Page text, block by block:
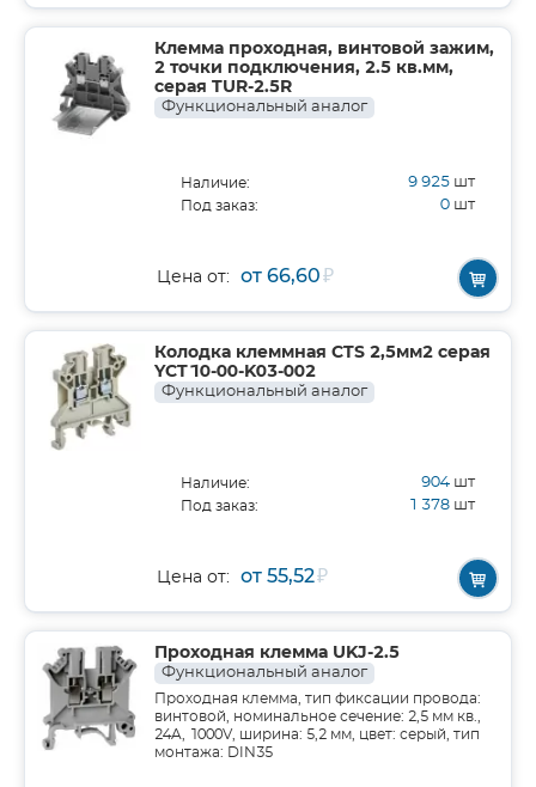
Клемма проходная, винтовой зажим,
2 точки подключения, 2.5 кв.мм,
серая TUR-2.5R
Функциональный аналог
Наличие: 9 925 шт
Под заказ: 0 шт
Цена от: от 66,60₽
Колодка клеммная CTS 2,5мм2 серая
YCT10-00-K03-002
Функциональный аналог
Наличие: 904 шт
Под заказ: 1 378 шт
Цена от: от 55,52₽
Проходная клемма UKJ-2.5
Функциональный аналог
Проходная клемма, тип фиксации провода:
винтовой, номинальное сечение: 2,5 мм кв.,
24A, 1000V, ширина: 5,2 мм, цвет: серый, тип
монтажа: DIN35